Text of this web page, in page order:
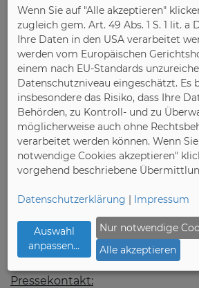
wichtige Thema Klimaschutz
können und müssen mithelfen,
UN zu erreichen.“ Diese
Transparenz und dienen damit
Bewusstseinsbildung und der
Endverbrauchers. DGM/FT
Weitere Informationen gibt es
moebel.de
Das Label „Klimaneutraler
Möbelwerke A. Decker.
Grafik: DGM
Pressekontakt:
Wenn Sie auf "Alle akzeptieren"
zugleich gem. Art. 49 Abs. 1 S. 1 lit. a
Ihre Daten in den USA verarbeitet
werden vom Europäischen
einem nach EU-Standards
Datenschutzniveau eingeschätzt. Es
insbesondere das Risiko, dass Ihre
Behörden, zu Kontroll- und zu
möglicherweise auch ohne
verarbeitet werden können. Wenn
notwendige Cookies akzeptieren"
vorgehend beschriebene
Datenschutzerklärung | Impressum
Auswahl
anpassen...
Nur notwendige
Alle akzeptieren